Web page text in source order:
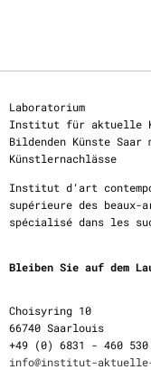
Laboratorium
Institut für aktuelle
Bildenden Künste Saar
Künstlernachlässe
Institut d‘art
supérieure des
spécialisé dans les
Bleiben Sie auf dem
Choisyring 10
66740 Saarlouis
+49 (0) 6831 - 460 530
info@institut-